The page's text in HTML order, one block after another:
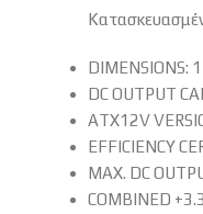
DIMENSIONS:
DC OUTPUT
ATX12V
EFFICIENCY
MAX. DC
COMBINED